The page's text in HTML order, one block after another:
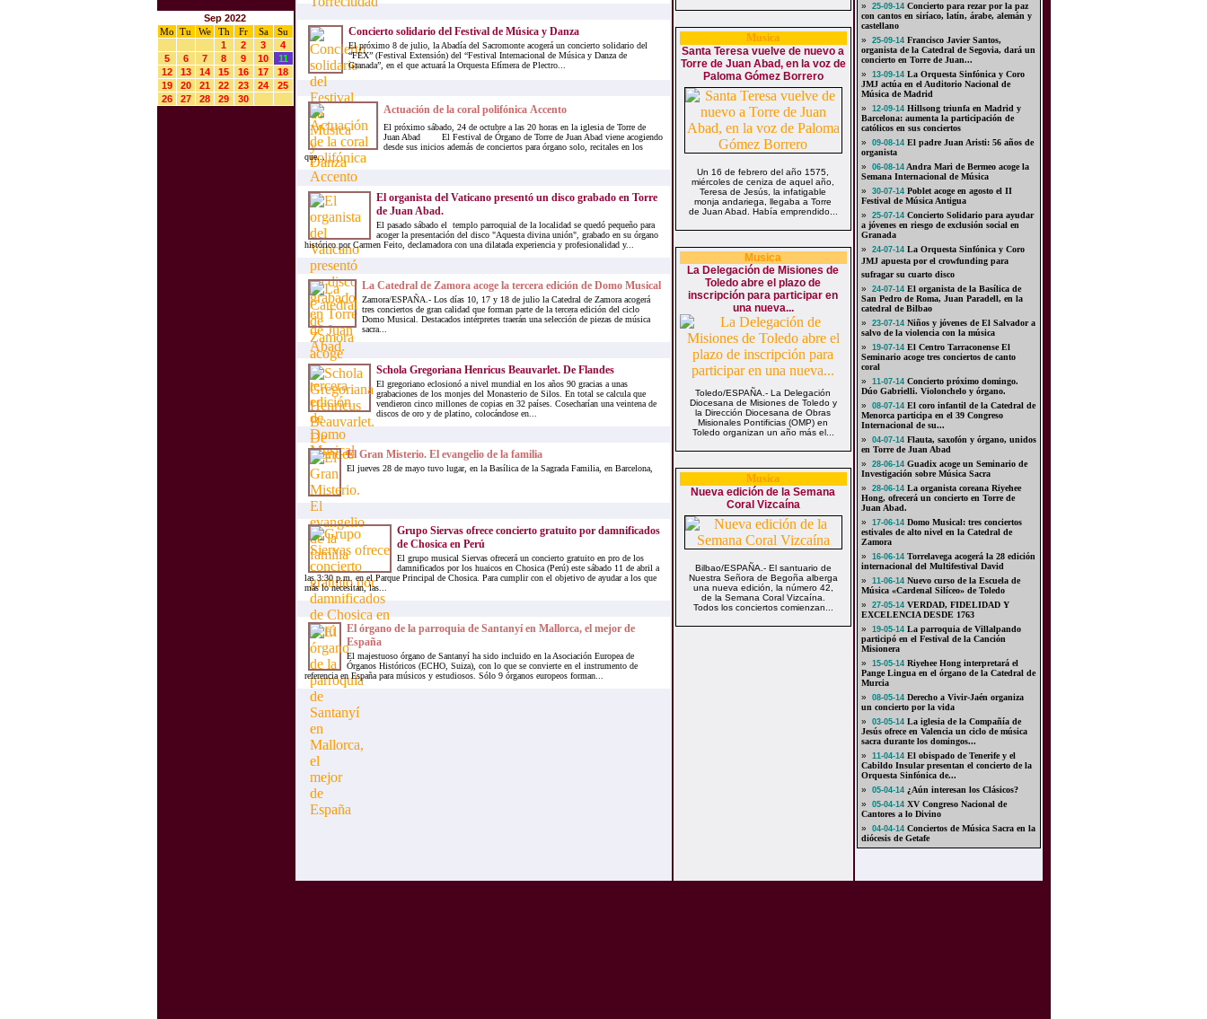
Sep 2022
Mo Tu We Th Fr Sa
Su
1
2 3
4
5
6 7 8 9 10
11
12
13 14 15 16 17
18
19
20 21 22 23 24
25
26
27 28 29 30
Concierto solidario del Festival de Música y Danza
El próximo 8 de julio, la Abadía del Sacromonte acogerá un concierto solidario del
“FEX” (Festival Extensión) del “Festival Internacional de Música y Danza de
Granada”, en el que actuará la Orquesta Efímera de Plectro...
Actuación de la coral polifónica Accento
El próximo sábado, 24 de octubre a las 20 horas en la iglesia de Torre de
Juan Abad El Festival de Órgano de Torre de Juan Abad viene acogiendo
desde sus inicios además de conciertos para órgano solo, recitales en los
que...
El organista del Vaticano presentó un disco grabado en Torre
de Juan Abad.
El pasado sábado el templo parroquial de la localidad se quedó pequeño para
acoger la presentación del disco "Aquesta divina unión", grabado en su órgano
histórico por Carmen Feito, declamadora con una dilatada experiencia y profesionalidad y...
La Catedral de Zamora acoge la tercera edición de Domo Musical
Zamora/ESPAÑA.- Los días 10, 17 y 18 de julio la Catedral de Zamora acogerá
tres conciertos de gran calidad que forman parte de la tercera edición del ciclo
Domo Musical. Destacados intérpretes traerán una selección de piezas de música
sacra...
Schola Gregoriana Henricus Beauvarlet. De Flandes
El gregoriano eclosionó a nivel mundial en los años 90 gracias a unas
grabaciones de los monjes del Monasterio de Silos. En total se calcula que
vendieron cinco millones de copias en 32 países. Cosecharían una veintena de
discos de oro y de platino, colocándose en...
El Gran Misterio. El evangelio de la familia
El jueves 28 de mayo tuvo lugar, en la Basílica de la Sagrada Familia, en Barcelona,
Grupo Siervas ofrece concierto gratuito por damnificados
de Chosica en Perú
El grupo musical Siervas ofrecerá un concierto gratuito en pro de los
damnificados por los huaicos en Chosica (Perú) este sábado 11 de abril a
las 3:30 p.m. en el Parque Principal de Chosica. Para cumplir con el objetivo de ayudar a los que
más lo necesitan, las...
El órgano de la parroquia de Santanyí en Mallorca, el mejor de
España
El majestuoso órgano de Santanyí ha sido incluido en la Asociación Europea de
Órganos Históricos (ECHO, Suiza), con lo que se convierte en el instrumento de
referencia en España para músicos y estudiosos. Sólo 9 órganos europeos forman...
Musica
Santa Teresa vuelve de nuevo a
Torre de Juan Abad, en la voz de
Paloma Gómez Borrero
Un 16 de febrero del año 1575,
miércoles de ceniza de aquel año,
Teresa de Jesús, la infatigable
monja andariega, llegaba a Torre
de Juan Abad. Había emprendido...
Musica
La Delegación de Misiones de
Toledo abre el plazo de
inscripción para participar en
una nueva...
Toledo/ESPAÑA.- La Delegación
Diocesana de Misiones de Toledo y
la Dirección Diocesana de Obras
Misionales Pontificias (OMP) en
Toledo organizan un año más el...
Musica
Nueva edición de la Semana
Coral Vizcaína
Bilbao/ESPAÑA.- El santuario de
Nuestra Señora de Begoña alberga
una nueva edición, la número 42,
de la Semana Coral Vizcaína.
Todos los conciertos comienzan...
»
25-09-14Concierto para rezar por la paz
con cantos en siríaco, latín, árabe, alemán y
castellano
»
25-09-14Francisco Javier Santos,
organista de la Catedral de Segovia, dará un
concierto en Torre de Juan...
»
13-09-14La Orquesta Sinfónica y Coro
JMJ actúa en el Auditorio Nacional de
Música de Madrid
»
12-09-14Hillsong triunfa en Madrid y
Barcelona: aumenta la participación de
católicos en sus conciertos
»
09-08-14El padre Juan Aristi: 56 años de
organista
»
06-08-14Andra Mari de Bermeo acoge la
Semana Internacional de Música
»
30-07-14Poblet acoge en agosto el II
Festival de Música Antigua
»
25-07-14Concierto Solidario para ayudar
a jóvenes en riesgo de exclusión social en
Granada
»
24-07-14La Orquesta Sinfónica y Coro
JMJ apuesta por el crowfunding para
sufragar su cuarto disco
»
24-07-14El organista de la Basílica de
San Pedro de Roma, Juan Paradell, en la
catedral de Bilbao
»
23-07-14Niños y jóvenes de El Salvador a
salvo de la violencia con la música
»
19-07-14El Centro Tarraconense El
Seminario acoge tres conciertos de canto
coral
»
11-07-14Concierto próximo domingo.
Dúo Gabrielli. Violonchelo y órgano.
»
08-07-14El coro infantil de la Catedral de
Menorca participa en el 39 Congreso
Internacional de su...
»
04-07-14Flauta, saxofón y órgano, unidos
en Torre de Juan Abad
»
28-06-14Guadix acoge un Seminario de
Investigación sobre Música Sacra
»
28-06-14La organista coreana Riyehee
Hong, ofrecerá un concierto en Torre de
Juan Abad.
»
17-06-14Domo Musical: tres conciertos
estivales de alto nivel en la Catedral de
Zamora
»
16-06-14Torrelavega acogerá la 28 edición
internacional del Multifestival David
»
11-06-14Nuevo curso de la Escuela de
Música «Cardenal Silíceo» de Toledo
»
27-05-14VERDAD, FIDELIDAD Y
EXCELENCIA DESDE 1763
»
19-05-14La parroquia de Villalpando
participó en el Festival de la Canción
Misionera
»
15-05-14Riyehee Hong interpretará el
Pange Lingua en el órgano de la Catedral de
Murcia
»
08-05-14Derecho a Vivir-Jaén organiza
un concierto por la vida
»
03-05-14La iglesia de la Compañía de
Jesús ofrece en Valencia un ciclo de música
sacra durante los domingos...
»
11-04-14El obispado de Tenerife y el
Cabildo Insular presentan el concierto de la
Orquesta Sinfónica de...
»
05-04-14¿Aún interesan los Clásicos?
»
05-04-14XV Congreso Nacional de
Cantores a lo Divino
»
04-04-14Conciertos de Música Sacra en la
diócesis de Getafe